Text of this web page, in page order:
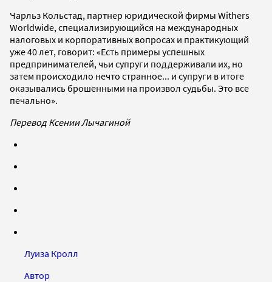
Чарльз Кольстад, партнер юридической фирмы Withers
Worldwide, специализирующийся на международных
налоговых и корпоративных вопросах и практикующий
уже 40 лет, говорит: «Есть примеры успешных
предпринимателей, чьи супруги поддерживали их, но
затем происходило нечто странное... и супруги в итоге
оказывались брошенными на произвол судьбы. Это все
печально».
Перевод Ксении Лычагиной
Луиза Кролл
Автор